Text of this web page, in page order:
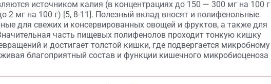
источником калия (в концентрациях до 150 — 300 мг на 100 г
2 мг на 100 г) [5, 8-11]. Полезный вклад вносят и полифенольные
для свежих и консервированных овощей и фруктов, а также для
часть пищевых полифенолов проходит тонкую кишку
и достигает толстой кишки, где подвергается микробному
благоприятный состав и функции кишечного микробиоценоза